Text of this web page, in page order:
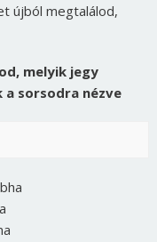
újból megtalálod,
melyik jegy
sorsodra nézve